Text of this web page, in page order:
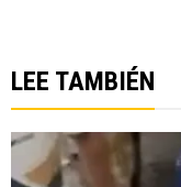
LEE TAMBIÉN